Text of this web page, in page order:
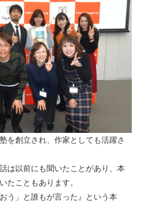
を創立され、作家としても活躍さ
は以前にも聞いたことがあり、本
たこともあります。
う」と誰もが言った』という本